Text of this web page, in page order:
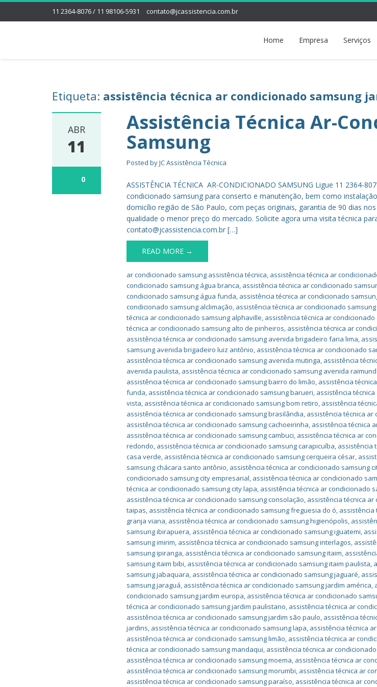
11 2364-8076 / 11 98106-5931 contato@jcassistencia.com.br
Home Empresa Serviços
Etiqueta: assistência técnica ar condicionado samsung
ABR
11
0
Assistência Técnica Ar-
Samsung
Posted byJC Assistência Técnica
ASSISTÊNCIA TÉCNICA AR-CONDICIONADO SAMSUNG Ligue 11 2364-
condicionado samsung para conserto e manutenção, bem como
domicílio região de São Paulo, com peças originais, garantia de 90 dias
qualidade o menor preço do mercado. Solicite agora uma visita técnica
contato@jcassistencia.com.br […]
READ MORE →
ar condicionado samsung assistência técnica, assistência técnica ar
condicionado samsung água branca, assistência técnica ar condicionado
condicionado samsung água funda, assistência técnica ar condicionado
condicionado samsung alclimação, assistência técnica ar condicionado
técnica ar condicionado samsung alphaville, assistência técnica ar
técnica ar condicionado samsung alto de pinheiros, assistência técnica ar
assistência técnica ar condicionado samsung avenida brigadeiro faria lima,
samsung avenida brigadeiro luiz antônio, assistência técnica ar condicionado
assistência técnica ar condicionado samsung avenida mutinga, assistência
avenida paulista, assistência técnica ar condicionado samsung avenida
assistência técnica ar condicionado samsung bairro do limão, assistência
funda, assistência técnica ar condicionado samsung barueri, assistência
vista, assistência técnica ar condicionado samsung bom retiro, assistência
assistência técnica ar condicionado samsung brasilândia, assistência técnica ar
assistência técnica ar condicionado samsung cachoeirinha, assistência técnica
assistência técnica ar condicionado samsung cambuci, assistência técnica ar
redondo, assistência técnica ar condicionado samsung carapicuíba, assistência
casa verde, assistência técnica ar condicionado samsung cerqueira césar,
samsung chácara santo antônio, assistência técnica ar condicionado samsung
condicionado samsung city empresarial, assistência técnica ar condicionado
técnica ar condicionado samsung city lapa, assistência técnica ar condicionado
assistência técnica ar condicionado samsung consolação, assistência técnica
taipas, assistência técnica ar condicionado samsung freguesia do ó, assistência
granja viana, assistência técnica ar condicionado samsung higienópolis,
samsung ibirapuera, assistência técnica ar condicionado samsung iguatemi,
samsung imirim, assistência técnica ar condicionado samsung interlagos,
samsung ipiranga, assistência técnica ar condicionado samsung itaim,
samsung itaim bibi, assistência técnica ar condicionado samsung itaim paulista,
samsung jabaquara, assistência técnica ar condicionado samsung jaguaré,
samsung jaraguá, assistência técnica ar condicionado samsung jardim américa,
condicionado samsung jardim europa, assistência técnica ar condicionado
técnica ar condicionado samsung jardim paulistano, assistência técnica ar
assistência técnica ar condicionado samsung jardim são paulo, assistência
jardins, assistência técnica ar condicionado samsung lapa, assistência técnica
assistência técnica ar condicionado samsung limão, assistência técnica ar
técnica ar condicionado samsung mandaqui, assistência técnica ar
assistência técnica ar condicionado samsung moema, assistência técnica ar
assistência técnica ar condicionado samsung morumbi, assistência técnica ar
assistência técnica ar condicionado samsung paraíso, assistência técnica ar